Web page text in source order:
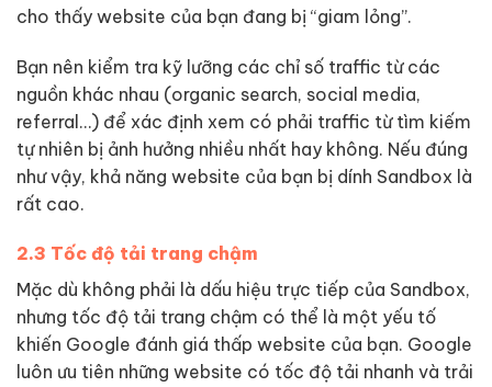
cho thấy website của bạn đang bị “giam lỏng”.
Bạn nên kiểm tra kỹ lưỡng các chỉ số traffic từ các
nguồn khác nhau (organic search, social media,
referral…) để xác định xem có phải traffic từ tìm kiếm
tự nhiên bị ảnh hưởng nhiều nhất hay không. Nếu đúng
như vậy, khả năng website của bạn bị dính Sandbox là
rất cao.
2.3 Tốc độ tải trang chậm
Mặc dù không phải là dấu hiệu trực tiếp của Sandbox,
nhưng tốc độ tải trang chậm có thể là một yếu tố
khiến Google đánh giá thấp website của bạn. Google
luôn ưu tiên những website có tốc độ tải nhanh và trải